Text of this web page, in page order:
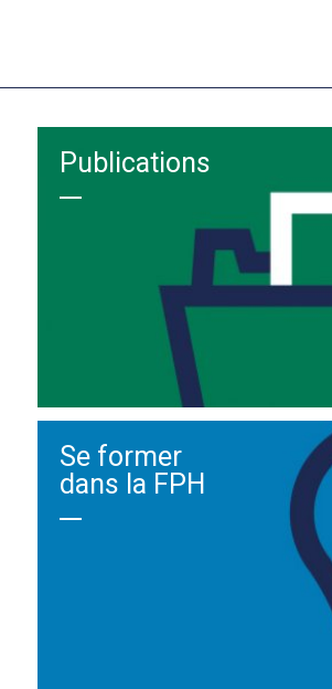
Publications
Se former
dans la FPH